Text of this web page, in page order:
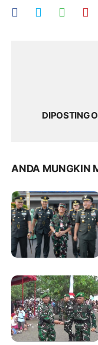
DIPOSTING
ANDA MUNGKIN